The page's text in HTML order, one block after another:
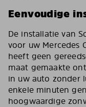
Eenvoudige
De installatie van
voor uw Mercedes
heeft geen
maat gemaakte
in uw auto zonder
enkele minuten
hoogwaardige